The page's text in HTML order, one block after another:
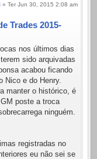
» Ter Jun 30, 2015 2:08 am
Trades 2015-
nos últimos dias
sido arquivadas
acabou ficando
Nico e do Henry.
manter o histórico, é
poste a troca
ninguém.
registradas no
eu não sei se